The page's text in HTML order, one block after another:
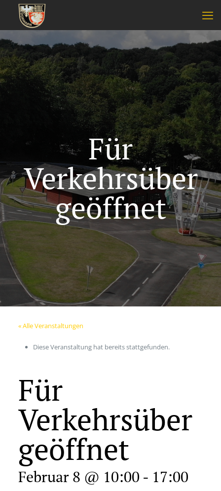
Für
Verkehrsüber
geöffnet
« Alle Veranstaltungen
Diese Veranstaltung hat bereits stattgefunden.
Für
Verkehrsüber
geöffnet
Februar 8 @ 10:00 - 17:00